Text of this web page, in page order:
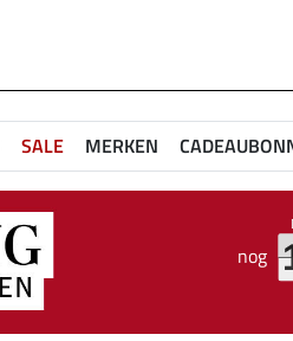
SALE MERKEN
nog